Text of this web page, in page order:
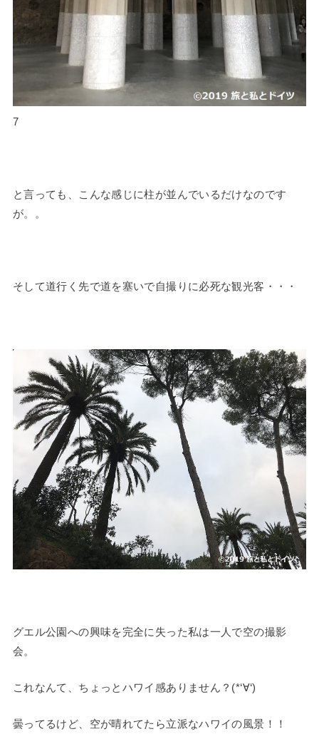
7
と言っても、こんな感じに柱が並んでいるだけなのです
が。。
そして道行く先で道を塞いで自撮りに必死な観光客・・・
グエル公園への興味を完全に失った私は一人で空の撮影
会。
これなんて、ちょっとハワイ感ありません？(*‘∀‘)
曇ってるけど、空が晴れてたら立派なハワイの風景！！